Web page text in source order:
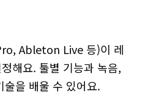
Ableton Live 등)이 레
해요. 툴별 기능과 녹음,
을 배울 수 있어요.